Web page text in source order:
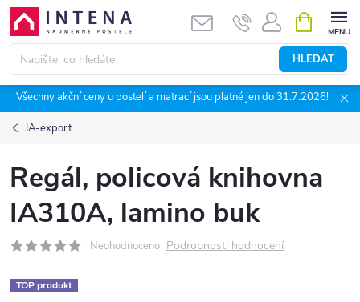
Přejít
obsah
HLEDAT
NÁKUPNÍ
KOŠÍK
Všechny akční ceny u postelí a matrací jsou platné jen do 31.7.2026!
IA-export
Regál, policová knihovna
IA310A, lamino buk
Neohodnoceno Podrobnosti hodnocení
TOP produkt